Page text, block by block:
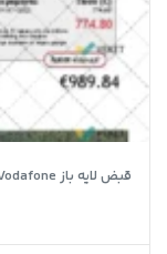
قبض لایه باز Vodafone کشور یونان